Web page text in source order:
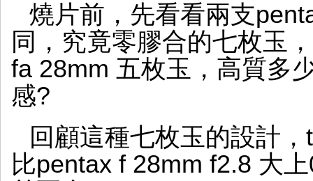
燒片前，先看看兩支
同，究竟零膠合的七枚玉
fa 28mm 五枚玉，高質多
感?
回顧這種七枚玉的設計
比pentax f 28mm f2.8 大